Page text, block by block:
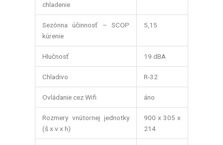
chladenie
Sezónna účinnosť – SCOP
kúrenie
5,15
Hlučnosť 19 dBA
Chladivo R-32
Ovládanie cez Wifi áno
Rozmery vnútornej jednotky
(š x v x h)
900 x 305 x
214